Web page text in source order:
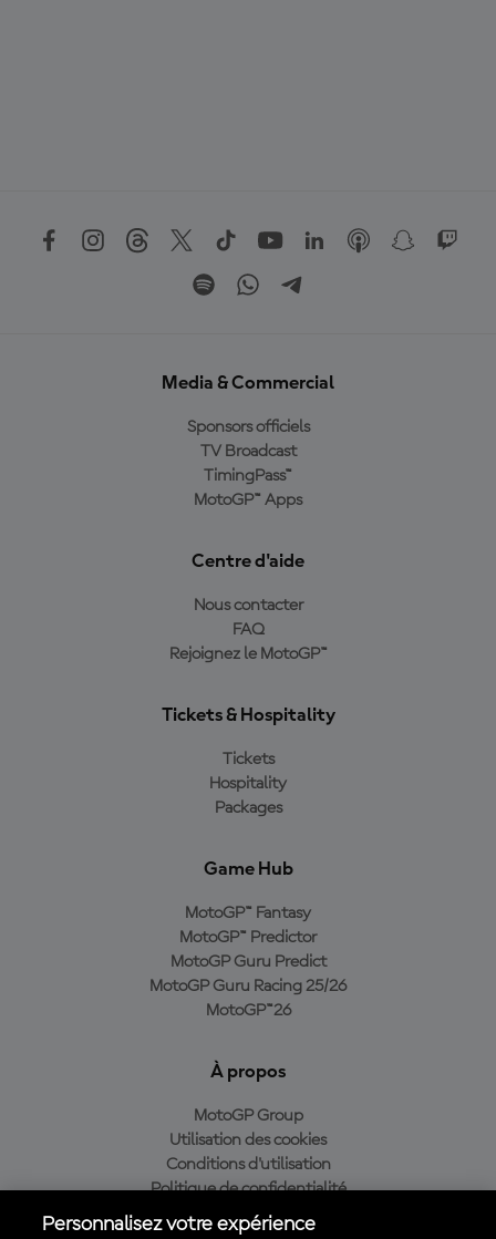
Media & Commercial
Sponsors officiels
TV Broadcast
TimingPass™
MotoGP™ Apps
Centre d'aide
Nous contacter
FAQ
Rejoignez le MotoGP™
Tickets & Hospitality
Tickets
Hospitality
Packages
Game Hub
MotoGP™ Fantasy
MotoGP™ Predictor
MotoGP Guru Predict
MotoGP Guru Racing 25/26
MotoGP™26
À propos
MotoGP Group
Utilisation des cookies
Conditions d'utilisation
Politique de confidentialité
Politique d’achat
Personnalisez votre expérience